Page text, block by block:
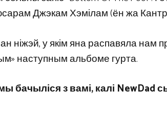
Джэкам Хэмілам (ён жа
ніжэй, у якім яна распавяла нам
наступным альбоме гурта.
бачыліся з вамі, калі NewDad